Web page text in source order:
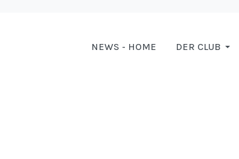
NEWS - HOME DER CLUB